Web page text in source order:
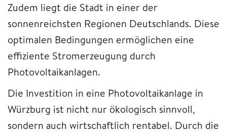
Zudem liegt die Stadt in einer der
sonnenreichsten Regionen Deutschlands. Diese
optimalen Bedingungen ermöglichen eine
effiziente Stromerzeugung durch
Photovoltaikanlagen.
Die Investition in eine Photovoltaikanlage in
Würzburg ist nicht nur ökologisch sinnvoll,
sondern auch wirtschaftlich rentabel. Durch die